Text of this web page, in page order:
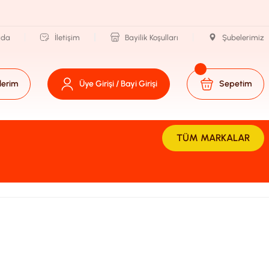
İletişim Bayilik Koşulları Şubelerimiz
Üye Girişi / Bayi Girişi Sepetim
TÜM MARKALAR